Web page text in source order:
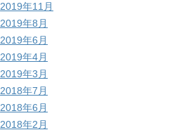
2019年11月
2019年8月
2019年6月
2019年4月
2019年3月
2018年7月
2018年6月
2018年2月